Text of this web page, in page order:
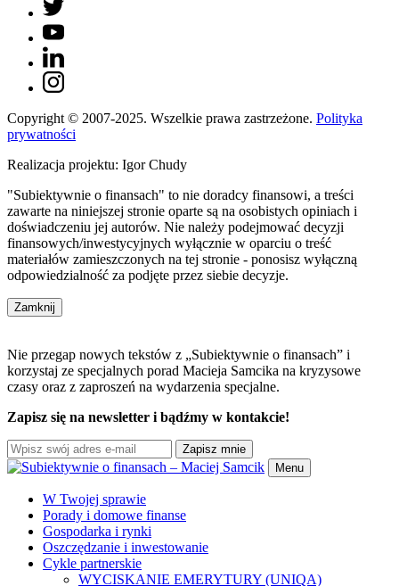
Copyright © 2007-2025. Wszelkie prawa zastrzeżone. Polityka
prywatności
Realizacja projektu: Igor Chudy
"Subiektywnie o finansach" to nie doradcy finansowi, a treści
zawarte na niniejszej stronie oparte są na osobistych opiniach i
doświadczeniu jej autorów. Nie należy podejmować decyzji
finansowych/inwestycyjnych wyłącznie w oparciu o treść
materiałów zamieszczonych na tej stronie - ponosisz wyłączną
odpowiedzialność za podjęte przez siebie decyzje.
Zamknij
Nie przegap nowych tekstów z „Subiektywnie o finansach” i
korzystaj ze specjalnych porad Macieja Samcika na kryzysowe
czasy oraz z zaproszeń na wydarzenia specjalne.
Zapisz się na newsletter i bądźmy w kontakcie!
Zapisz mnie
Menu
W Twojej sprawie
Porady i domowe finanse
Gospodarka i rynki
Oszczędzanie i inwestowanie
Cykle partnerskie
WYCISKANIE EMERYTURY (UNIQA)